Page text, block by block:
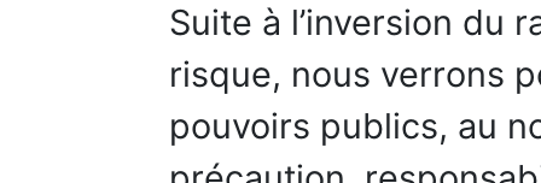
Suite à l’inversion du
risque, nous verrons
pouvoirs publics, au